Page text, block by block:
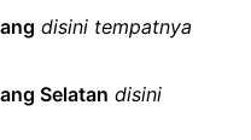
disini tempatnya
Selatan disini